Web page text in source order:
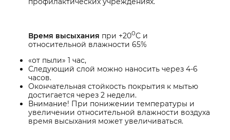
Время высыхания при +200С и
относительной влажности 65%
«от пыли» 1 час,
Следующий слой можно наносить через 4-6
часов.
Окончательная стойкость покрытия к мытью
достигается через 2 недели.
Внимание! При понижении температуры и
увеличении относительной влажности воздуха
время высыхания может увеличиваться.